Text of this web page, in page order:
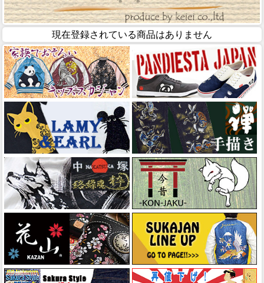
現在登録されている商品はありません